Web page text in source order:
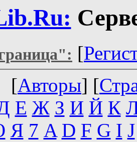
[
[Авторы] [
Е Ж З И Й К
Я 7 A D F G I J